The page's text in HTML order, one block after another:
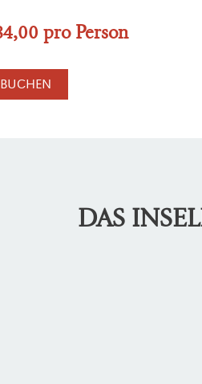
pro Person
BUCHEN
DAS